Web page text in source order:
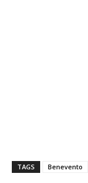
TAGS Benevento